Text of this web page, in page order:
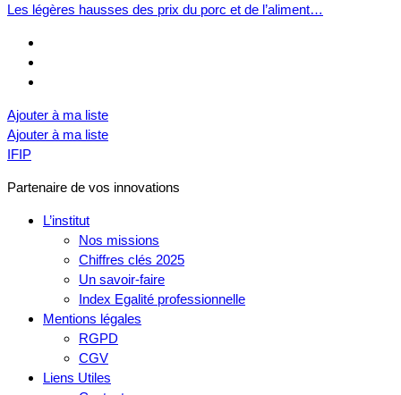
Les légères hausses des prix du porc et de l’aliment…
Ajouter à ma liste
Ajouter à ma liste
IFIP
Partenaire de vos innovations
L’institut
Nos missions
Chiffres clés 2025
Un savoir-faire
Index Egalité professionnelle
Mentions légales
RGPD
CGV
Liens Utiles